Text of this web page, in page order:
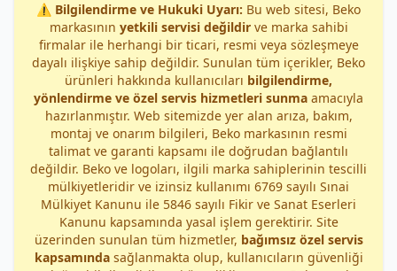
⚠️ Bilgilendirme ve Hukuki Uyarı: Bu web sitesi, Beko
markasının yetkili servisi değildirve marka sahibi
firmalar ile herhangi bir ticari, resmi veya sözleşmeye
dayalı ilişkiye sahip değildir. Sunulan tüm içerikler, Beko
ürünleri hakkında kullanıcıları bilgilendirme,
yönlendirme ve özel servis hizmetleri sunma amacıyla
hazırlanmıştır. Web sitemizde yer alan arıza, bakım,
montaj ve onarım bilgileri, Beko markasının resmi
talimat ve garanti kapsamı ile doğrudan bağlantılı
değildir. Beko ve logoları, ilgili marka sahiplerinin tescilli
mülkiyetleridir ve izinsiz kullanımı 6769 sayılı Sınai
Mülkiyet Kanunu ile 5846 sayılı Fikir ve Sanat Eserleri
Kanunu kapsamında yasal işlem gerektirir. Site
üzerinden sunulan tüm hizmetler, bağımsız özel servis
kapsamındasağlanmakta olup, kullanıcıların güvenliği